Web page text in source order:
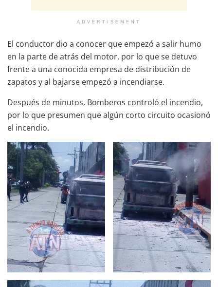
ADVERTISEMENT
El conductor dio a conocer que empezó a salir humo
en la parte de atrás del motor, por lo que se detuvo
frente a una conocida empresa de distribución de
zapatos y al bajarse empezó a incendiarse.
Después de minutos, Bomberos controló el incendio,
por lo que presumen que algún corto circuito ocasionó
el incendio.